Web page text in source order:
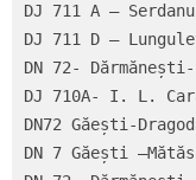
DJ 711 A –
DJ 711 D –
DN 72-
DJ 710A- I. L.
DN72 Găești-
DN 7 Găești